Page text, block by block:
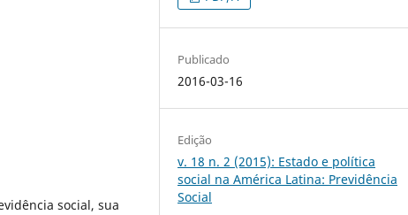
social, sua
Publicado
2016-03-16
Edição
v. 18 n. 2 (2015): Estado e política
social na América Latina: Previdência
Social